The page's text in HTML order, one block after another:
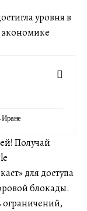
уровня в
экономике
Иране
Получай
для доступа
блокады.
ограничений,